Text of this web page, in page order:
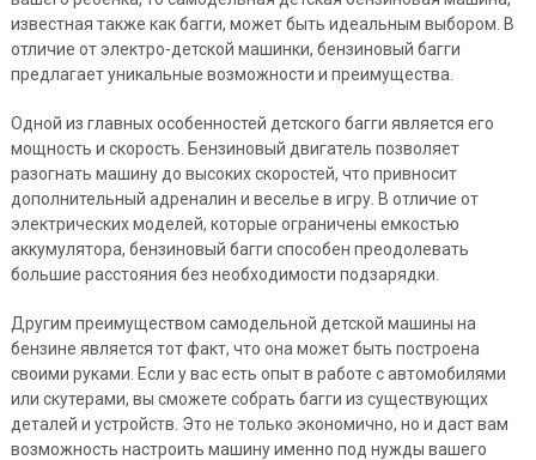
известная также как багги, может быть идеальным выбором. В
отличие от электро-детской машинки, бензиновый багги
предлагает уникальные возможности и преимущества.
Одной из главных особенностей детского багги является его
мощность и скорость. Бензиновый двигатель позволяет
разогнать машину до высоких скоростей, что привносит
дополнительный адреналин и веселье в игру. В отличие от
электрических моделей, которые ограничены емкостью
аккумулятора, бензиновый багги способен преодолевать
большие расстояния без необходимости подзарядки.
Другим преимуществом самодельной детской машины на
бензине является тот факт, что она может быть построена
своими руками. Если у вас есть опыт в работе с автомобилями
или скутерами, вы сможете собрать багги из существующих
деталей и устройств. Это не только экономично, но и даст вам
возможность настроить машину именно под нужды вашего